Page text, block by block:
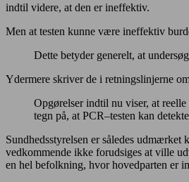
indtil videre, at den er ineffektiv.
Men at testen kunne være ineffektiv
Dette betyder generelt, at
Ydermere skriver de i retningslinjerne
Opgørelser indtil nu viser, at reelle
tegn på, at PCR–testen kan
Sundhedsstyrelsen er således udmærket
vedkommende ikke forudsiges at ville
en hel befolkning, hvor hovedparten er